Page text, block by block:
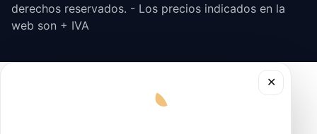
derechos reservados. - Los precios indicados en la
web son + IVA
✕